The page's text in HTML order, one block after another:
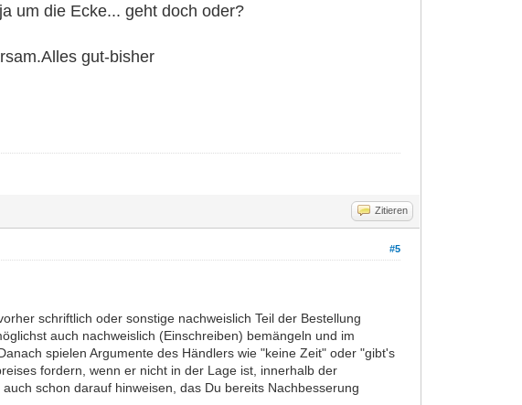
um die Ecke... geht doch oder?
gut-bisher
Zitieren
#5
schriftlich oder sonstige nachweislich Teil der Bestellung
auch nachweislich (Einschreiben) bemängeln und im
spielen Argumente des Händlers wie "keine Zeit" oder "gibt's
fordern, wenn er nicht in der Lage ist, innerhalb der
schon darauf hinweisen, das Du bereits Nachbesserung